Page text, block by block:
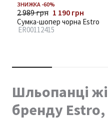
ЗНИЖКА -60%
2 989 грн 1 190 грн
Сумка-шопер чорна Estro
ER00112415
Шльопанці
бренду